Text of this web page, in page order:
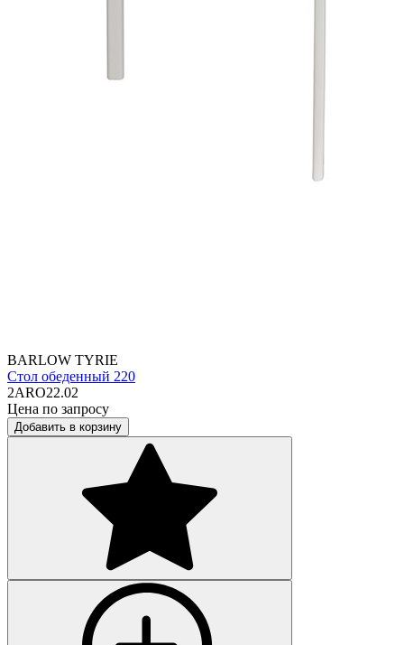
BARLOW TYRIE
Стол обеденный 220
2ARO22.02
Цена по запросу
Добавить в корзину